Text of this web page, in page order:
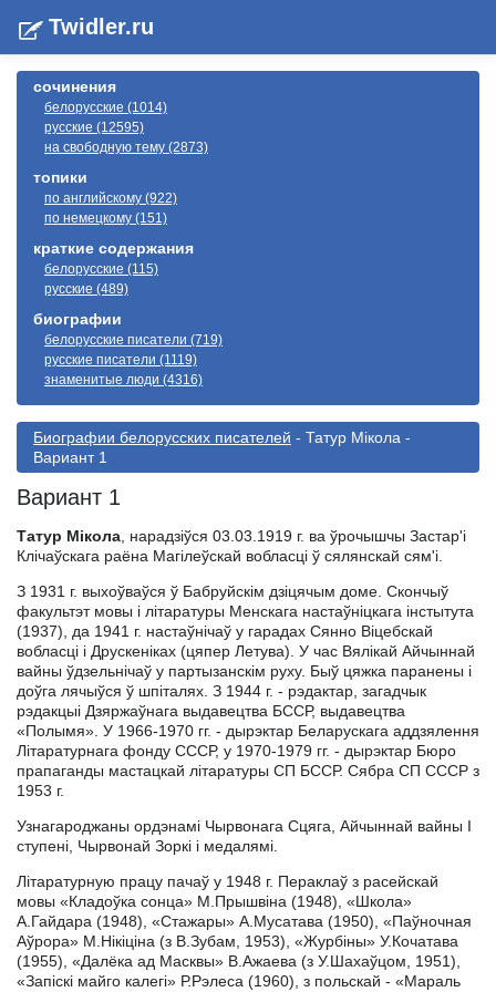
Twidler.ru
сочинения
белорусские (1014)
русские (12595)
на свободную тему (2873)
топики
по английскому (922)
по немецкому (151)
краткие содержания
белорусские (115)
русские (489)
биографии
белорусские писатели (719)
русские писатели (1119)
знаменитые люди (4316)
Биографии белорусскиx писателей - Татур Мікола -
Вариант 1
Вариант 1
Татур Мікола , нарадзіўся 03.03.1919 г. ва ўрочышчы Застар'і
Клічаўскага раёна Магілеўскай вобласці ў сялянскай сям'і.
З 1931 г. выхоўваўся ў Бабруйскім дзіцячым доме. Скончыў
факультэт мовы і літаратуры Менскага настаўніцкага інстытута
(1937), да 1941 г. настаўнічаў у гарадах Сянно Віцебскай
вобласці і Друскеніках (цяпер Летува). У час Вялікай Айчыннай
вайны ўдзельнічаў у партызанскім руху. Быў цяжка паранены і
доўга лячыўся ў шпіталях. З 1944 г. - рэдактар, загадчык
рэдакцыі Дзяржаўнага выдавецтва БССР, выдавецтва
«Полымя». У 1966-1970 гг. - дырэктар Беларускага аддзялення
Літаратурнага фонду СССР, у 1970-1979 гг. - дырэктар Бюро
прапаганды мастацкай літаратуры СП БССР. Сябра СП СССР з
1953 г.
Узнагароджаны ордэнамі Чырвонага Сцяга, Айчыннай вайны I
ступені, Чырвонай Зоркі і медалямі.
Літаратурную працу пачаў у 1948 г. Пераклаў з расейскай
мовы «Кладоўка сонца» М.Прышвіна (1948), «Школа»
А.Гайдара (1948), «Стажары» А.Мусатава (1950), «Паўночная
Аўрора» М.Нікіціна (з В.Зубам, 1953), «Журбіны» У.Кочатава
(1955), «Далёка ад Масквы» В.Ажаева (з У.Шахаўцом, 1951),
«Запіскі майго калегі» Р.Рэлеса (1960), з польскай - «Мараль